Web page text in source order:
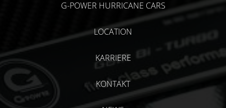
G-POWER HURRICANE CARS
LOCATION
KARRIERE
KONTAKT